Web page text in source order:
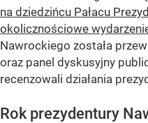
na dziedzińcu Pałacu
okolicznościowe
Nawrockiego została
oraz panel dyskusyjny
recenzowali działania
Rok prezydentury